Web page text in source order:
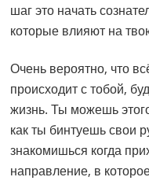
шаг это начать
которые влияют на
Очень вероятно, что
происходит с тобой,
жизнь. Ты можешь
как ты бинтуешь свои
знакомишься когда
направление, в